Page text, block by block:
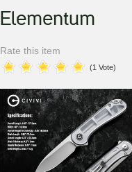
Elementum
Rate this item
(1 Vote)